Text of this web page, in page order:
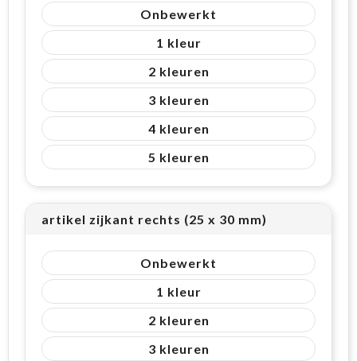
Onbewerkt
1
2
3
4
5
artikel zijkant rechts (25 x 30 mm)
Onbewerkt
1
2
3